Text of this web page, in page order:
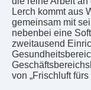
Lerch kommt aus
gemeinsam mit
nebenbei eine
zweitausend
von „Frischluft